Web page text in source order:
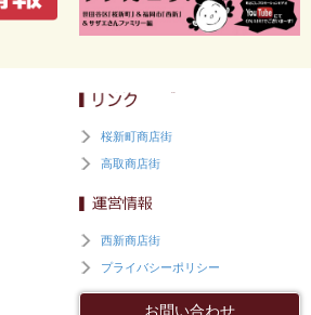
桜新町商店街
高取商店街
西新商店街
プライバシーポリシー
お問い合わせ